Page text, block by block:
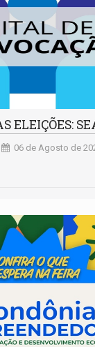
ELEIÇÕES:
06 de Agosto de